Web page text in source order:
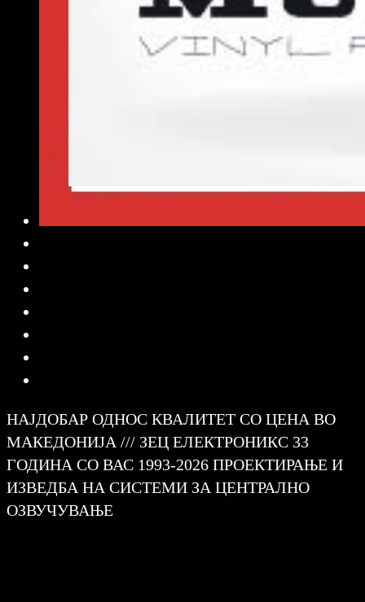
НАЈДОБАР ОДНОС КВАЛИТЕТ СО ЦЕНА ВО
МАКЕДОНИЈА /// ЗЕЦ ЕЛЕКТРОНИКС 33
ГОДИНА СО ВАС 1993-2026 ПРОЕКТИРАЊЕ И
ИЗВЕДБА НА СИСТЕМИ ЗА ЦЕНТРАЛНО
ОЗВУЧУВАЊЕ